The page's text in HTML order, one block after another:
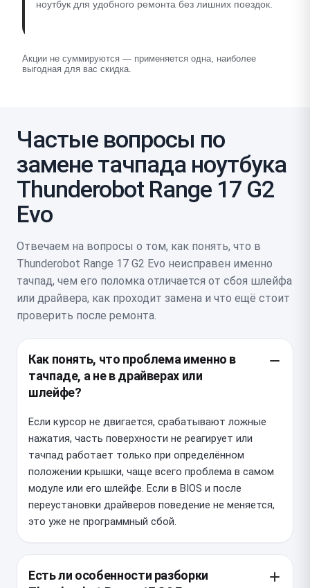
ноутбук для удобного ремонта без лишних поездок.
Акции не суммируются — применяется одна, наиболее
выгодная для вас скидка.
Частые вопросы по
замене тачпада ноутбука
Thunderobot Range 17 G2
Evo
Отвечаем на вопросы о том, как понять, что в
Thunderobot Range 17 G2 Evo неисправен именно
тачпад, чем его поломка отличается от сбоя шлейфа
или драйвера, как проходит замена и что ещё стоит
проверить после ремонта.
Как понять, что проблема именно в
тачпаде, а не в драйверах или
шлейфе?
Если курсор не двигается, срабатывают ложные
нажатия, часть поверхности не реагирует или
тачпад работает только при определённом
положении крышки, чаще всего проблема в самом
модуле или его шлейфе. Если в BIOS и после
переустановки драйверов поведение не меняется,
это уже не программный сбой.
Есть ли особенности разборки